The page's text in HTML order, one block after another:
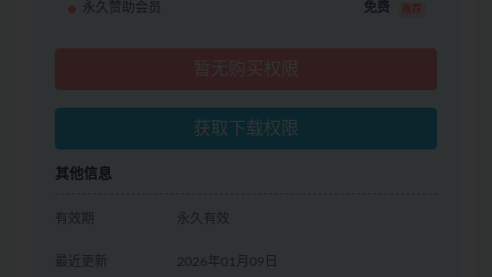
永久赞助会员 免费 推荐
获取下载权限
其他信息
有效期 永久有效
最近更新 2026年01月09日